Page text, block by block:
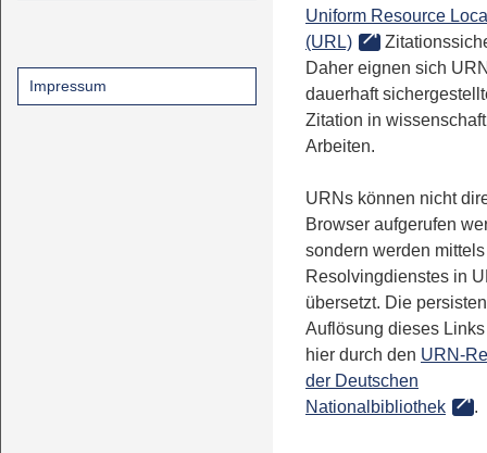
Impressum
Uniform Resource
(URL)
Daher eignen sich
dauerhaft
Zitation in
Arbeiten.
URNs können nicht
Browser aufgerufen
sondern werden
Resolvingdienstes in
übersetzt. Die
Auflösung dieses
hier durch den URN-
der Deutschen
Nationalbibliothek
.